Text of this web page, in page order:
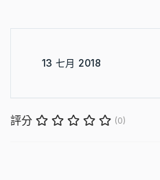
13 七月 2018
評分 (0)